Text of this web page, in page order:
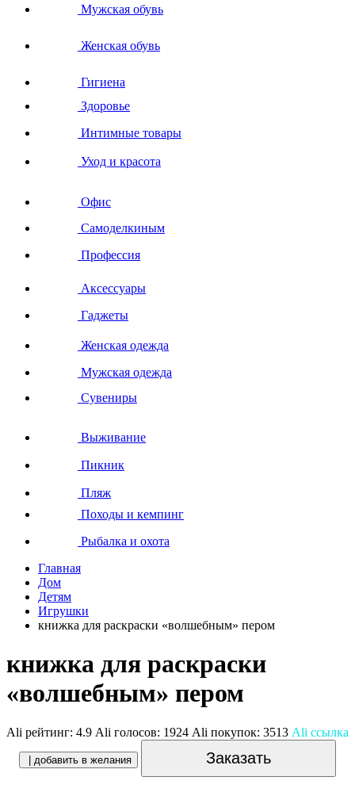
Мужская обувь
Женская обувь
Гигиена
Здоровье
Интимные товары
Уход и красота
Офис
Самоделкиным
Профессия
Аксессуары
Гаджеты
Женская одежда
Мужская одежда
Сувениры
Выживание
Пикник
Пляж
Походы и кемпинг
Рыбалка и охота
Главная
Дом
Детям
Игрушки
книжка для раскраски «волшебным» пером
книжка для раскраски
«волшебным» пером
Ali рейтинг: 4.9 Ali голосов: 1924 Ali покупок: 3513 Ali ссылка
| добавить в желания Заказать